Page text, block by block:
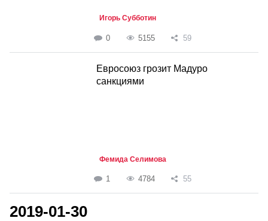
Игорь Субботин
0 5155 59
Евросоюз грозит Мадуро
санкциями
Фемида Селимова
1 4784 55
2019-01-30